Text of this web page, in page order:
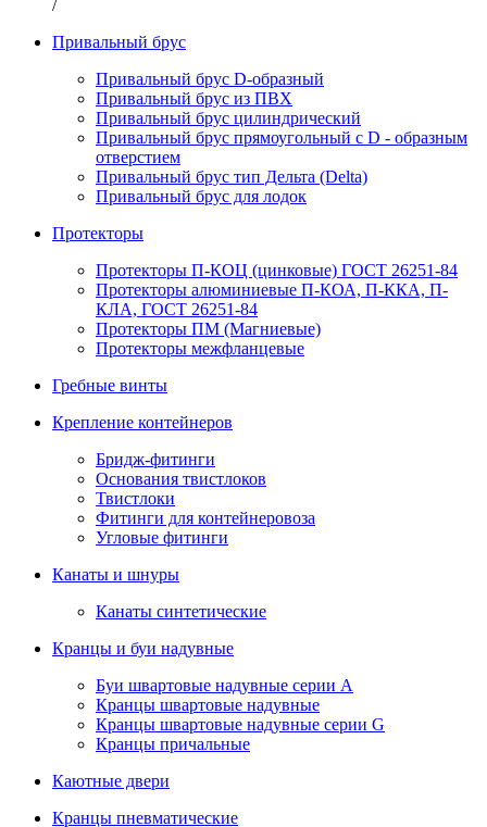
/
Привальный брус
Привальный брус D-образный
Привальный брус из ПВХ
Привальный брус цилиндрический
Привальный брус прямоугольный с D - образным
отверстием
Привальный брус тип Дельта (Delta)
Привальный брус для лодок
Протекторы
Протекторы П-КОЦ (цинковые) ГОСТ 26251-84
Протекторы алюминиевые П-КОА, П-ККА, П-
КЛА, ГОСТ 26251-84
Протекторы ПМ (Магниевые)
Протекторы межфланцевые
Гребные винты
Крепление контейнеров
Бридж-фитинги
Основания твистлоков
Твистлоки
Фитинги для контейнеровоза
Угловые фитинги
Канаты и шнуры
Канаты синтетические
Кранцы и буи надувные
Буи швартовые надувные серии А
Кранцы швартовые надувные
Кранцы швартовые надувные серии G
Кранцы причальные
Каютные двери
Кранцы пневматические